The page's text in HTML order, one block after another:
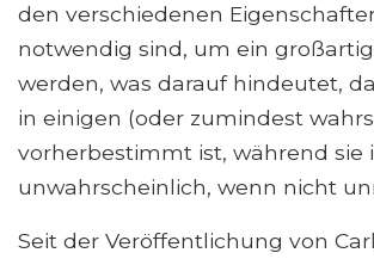
den verschiedenen
notwendig sind, um ein
werden, was darauf hindeutet,
in einigen (oder zumindest
vorherbestimmt ist, während sie
unwahrscheinlich, wenn nicht
Seit der Veröffentlichung von